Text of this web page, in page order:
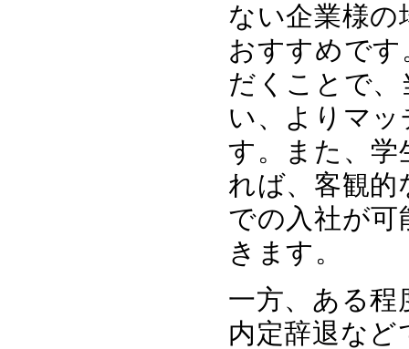
ない企業様の
おすすめで
だくことで
い、よりマ
す。また、学
れば、客観的
での入社が可
きます。
一方、ある程
内定辞退な